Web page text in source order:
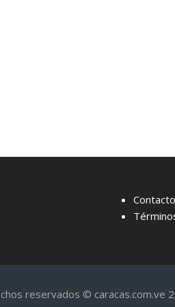
Contacto
reservados © caracas.com.ve